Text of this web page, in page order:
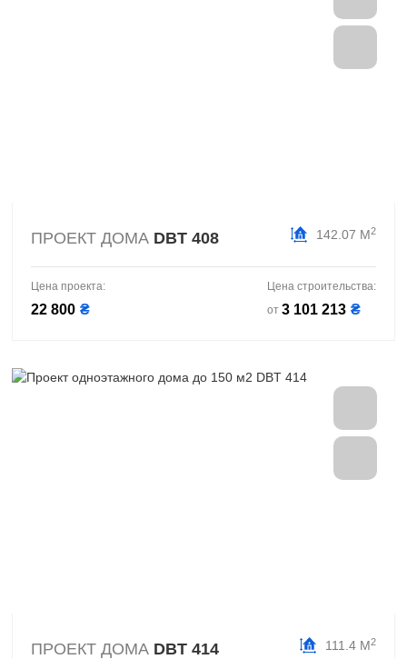
ПРОЕКТ ДОМА DBT 408 142.07 М2
Цена проекта:
22 800 ₴
Цена строительства:
от 3 101 213 ₴
ПРОЕКТ ДОМА DBT 414 111.4 М2